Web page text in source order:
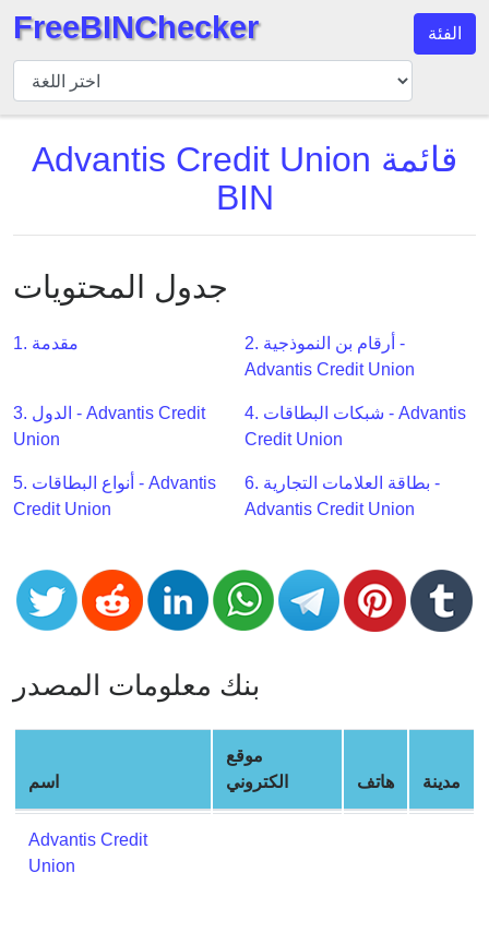
مدقق
BIN
BIN
API
Generator
Checker
v2
CC
Generator
Banks
Credit
Validator
Generator
Random
Credit
Card
FreeBINChecker الفئة
Advantis Credit Union قائمة
BIN
جدول المحتويات
1. مقدمة
2. أرقام بن النموذجية -
Advantis Credit Union
3. الدول - Advantis Credit
Union
4. شبكات البطاقات - Advantis
Credit Union
5. أنواع البطاقات - Advantis
Credit Union
6. بطاقة العلامات التجارية -
Advantis Credit Union
بنك معلومات المصدر
اسم
موقع
الكتروني
هاتف مدينة
Advantis Credit
Union